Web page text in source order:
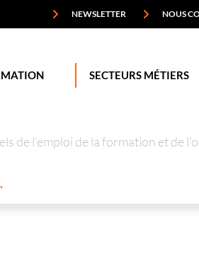
NEWSLETTER NOUS
SECTEURS MÉTIERS
de l’emploi de la formation et de